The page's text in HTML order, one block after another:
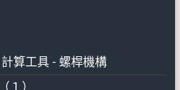
算工具 - 螺桿機構
１）